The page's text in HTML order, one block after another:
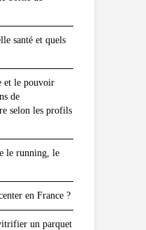
santé et quels
et le pouvoir
de
selon les profils
le running, le
en France ?
un parquet